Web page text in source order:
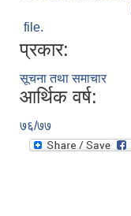
file.
प्रकार:
सूचना तथा समाचार
आर्थिक वर्ष:
७६/७७